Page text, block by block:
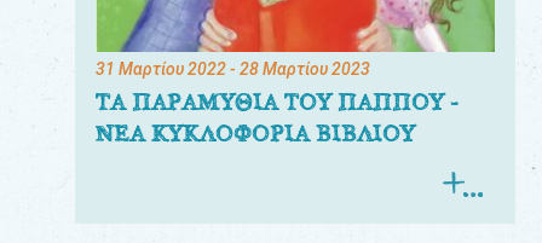
31 Μαρτίου 2022- 28 Μαρτίου 2023
ΤΑ ΠΑΡΑΜΥΘΙΑ ΤΟΥ ΠΑΠΠΟΥ -
ΝΕΑ ΚΥΚΛΟΦΟΡΙΑ ΒΙΒΛΙΟΥ